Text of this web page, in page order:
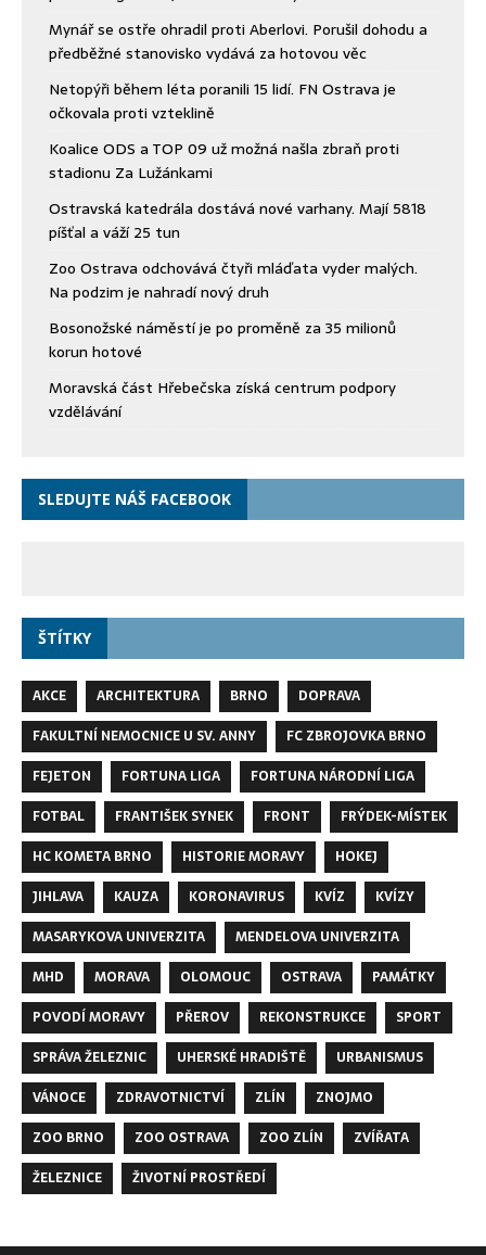
Mynář se ostře ohradil proti Aberlovi. Porušil dohodu a
předběžné stanovisko vydává za hotovou věc
Netopýři během léta poranili 15 lidí. FN Ostrava je
očkovala proti vzteklině
Koalice ODS a TOP 09 už možná našla zbraň proti
stadionu Za Lužánkami
Ostravská katedrála dostává nové varhany. Mají 5818
píšťal a váží 25 tun
Zoo Ostrava odchovává čtyři mláďata vyder malých.
Na podzim je nahradí nový druh
Bosonožské náměstí je po proměně za 35 milionů
korun hotové
Moravská část Hřebečska získá centrum podpory
vzdělávání
SLEDUJTE NÁŠ FACEBOOK
ŠTÍTKY
AKCE ARCHITEKTURA BRNO
DOPRAVA
FAKULTNÍ NEMOCNICE U SV. ANNY
FC ZBROJOVKA BRNO
FEJETON
FORTUNA LIGA
FORTUNA NÁRODNÍ LIGA
FOTBAL
FRANTIŠEK SYNEK FRONT
FRÝDEK-MÍSTEK
HC KOMETA BRNO
HISTORIE MORAVY
HOKEJ
JIHLAVA
KAUZA KORONAVIRUS KVÍZ
KVÍZY
MASARYKOVA UNIVERZITA
MENDELOVA UNIVERZITA
MHD
MORAVA OLOMOUC OSTRAVA
PAMÁTKY
POVODÍ MORAVY
PŘEROV REKONSTRUKCE
SPORT
SPRÁVA ŽELEZNIC
UHERSKÉ HRADIŠTĚ
URBANISMUS
VÁNOCE
ZDRAVOTNICTVÍ ZLÍN
ZNOJMO
ZOO BRNO
ZOO OSTRAVA ZOO ZLÍN
ZVÍŘATA
ŽELEZNICE
ŽIVOTNÍ PROSTŘEDÍ